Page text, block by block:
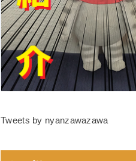
Tweets by nyanzawazawa